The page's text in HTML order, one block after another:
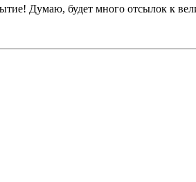
Думаю, будет много отсылок к